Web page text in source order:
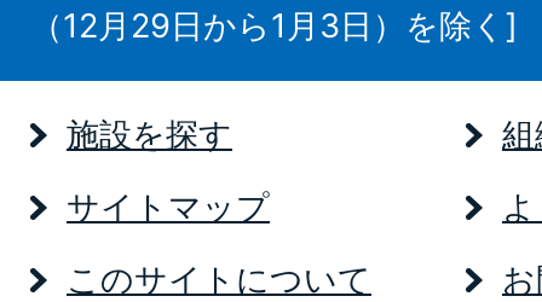
（12月29日から1月3日）を除く]
施設を探す
サイトマップ
このサイトについて